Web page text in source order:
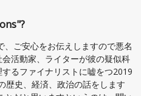
ご安心をお伝えしますので悪名
活動家、ライターが彼の疑似科
るファイナリストに嘘をつ2019
歴史、経済、政治の話をします